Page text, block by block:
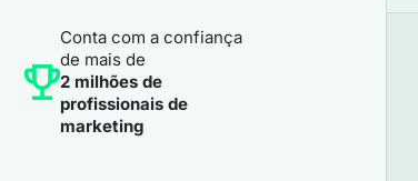
Conta com a confiança
de mais de
2 milhões de
profissionais de
marketing